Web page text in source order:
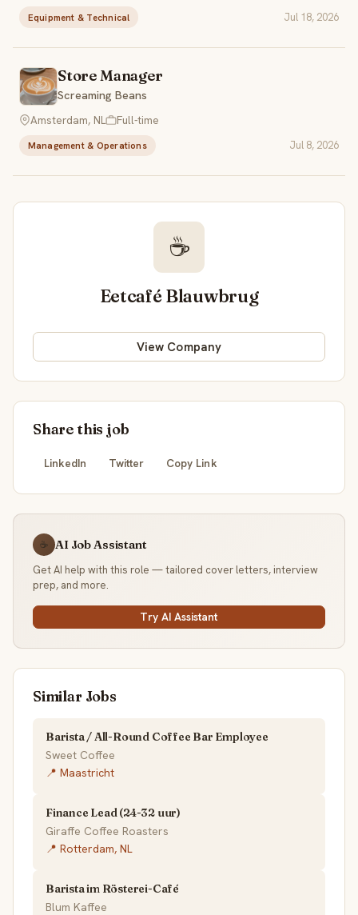
Equipment & Technical Jul 18, 2026
Store Manager
Screaming Beans
Amsterdam, NL
Full-time
Management & Operations Jul 8, 2026
☕
Eetcafé Blauwbrug
View Company
Share this job
LinkedIn Twitter Copy Link
☕ AI Job Assistant
Get AI help with this role — tailored cover letters, interview
prep, and more.
Try AI Assistant
Similar Jobs
Barista / All-Round Coffee Bar Employee
Sweet Coffee
📍 Maastricht
Finance Lead (24-32 uur)
Giraffe Coffee Roasters
📍 Rotterdam, NL
Barista im Rösterei-Café
Blum Kaffee